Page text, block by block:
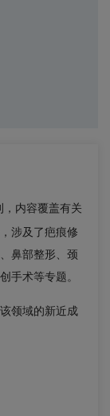
内容覆盖有关
涉及了疤痕修
鼻部整形、颈
手术等专题。
领域的新近成